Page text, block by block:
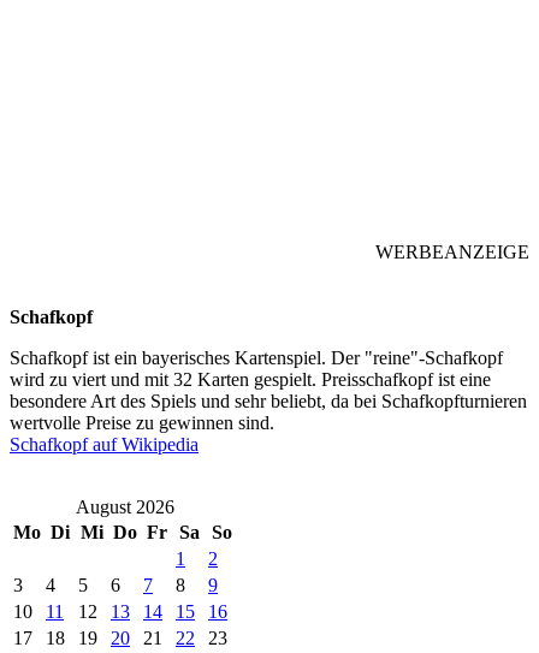
WERBEANZEIGE
Schafkopf
Schafkopf ist ein bayerisches Kartenspiel. Der "reine"-Schafkopf
wird zu viert und mit 32 Karten gespielt. Preisschafkopf ist eine
besondere Art des Spiels und sehr beliebt, da bei Schafkopfturnieren
wertvolle Preise zu gewinnen sind.
Schafkopf auf Wikipedia
August 2026
Mo Di Mi Do Fr Sa
So
1
2
3
4 5 6 7 8
9
10
11 12 13 14 15
16
17
18 19 20 21 22 23